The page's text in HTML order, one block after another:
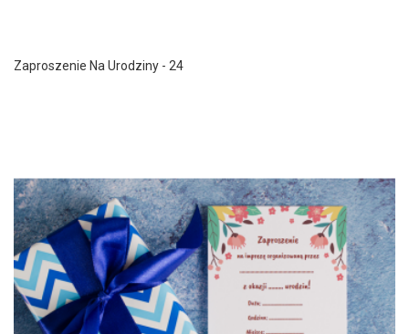
Zaproszenie Na Urodziny - 24